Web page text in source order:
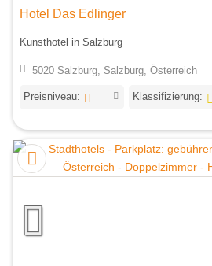
Hotel Das Edlinger
Kunsthotel in Salzburg
5020 Salzburg, Salzburg, Österreich
Preisniveau: Klassifizierung: